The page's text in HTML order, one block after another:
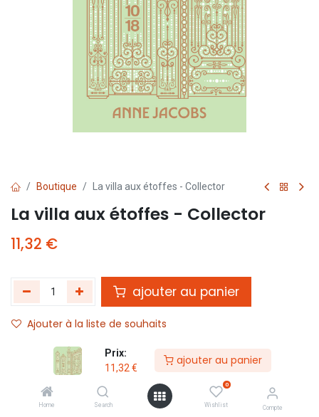
Prix:
11,32 €
ajouter au panier
Home Search
0
Wishlist Compte
Boutique La villa aux étoffes - Collector
La villa aux étoffes - Collector
11,32 €
ajouter au panier
Ajouter à la liste de souhaits
Partager :
Termes et conditions :